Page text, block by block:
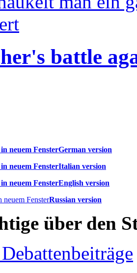
battle
German version
Italian version
English version
Russian version
über den